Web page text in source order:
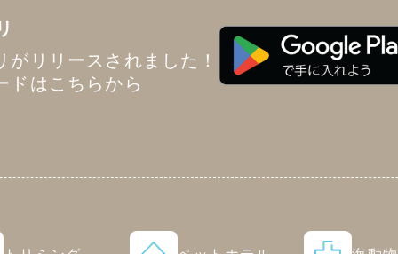
がリリースされました！
ドはこちらから